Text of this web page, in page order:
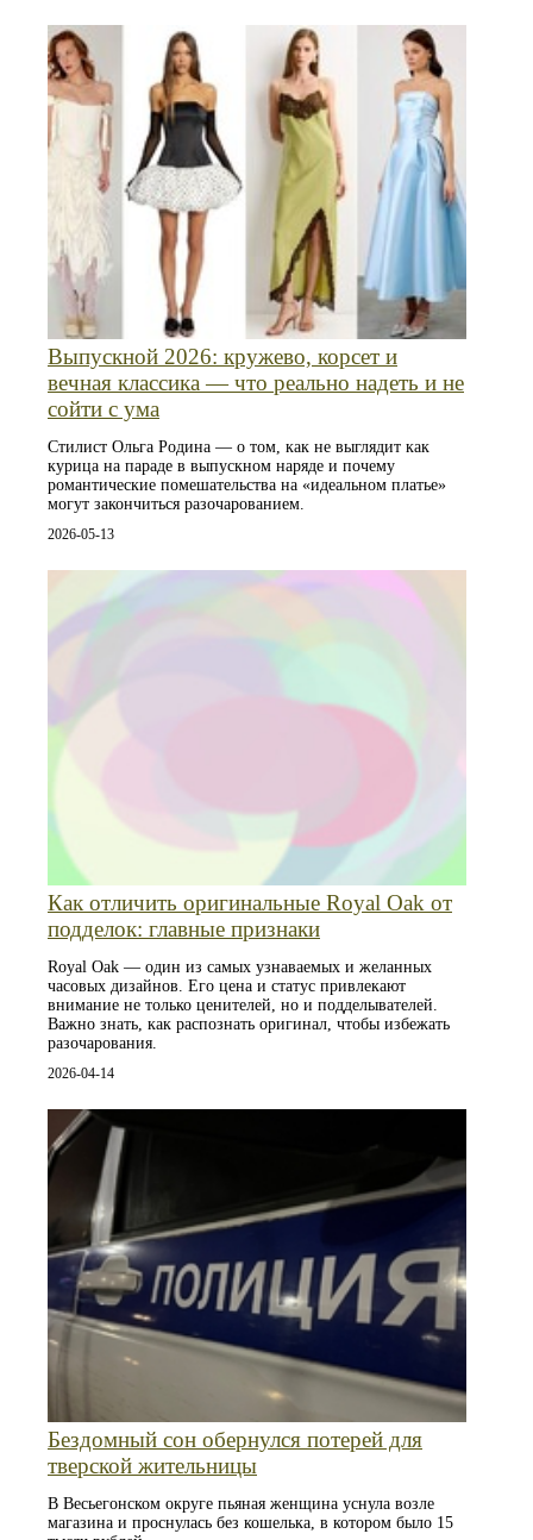
Выпускной 2026: кружево, корсет и
вечная классика — что реально надеть и не
сойти с ума
Стилист Ольга Родина — о том, как не выглядит как
курица на параде в выпускном наряде и почему
романтические помешательства на «идеальном платье»
могут закончиться разочарованием.
2026-05-13
Как отличить оригинальные Royal Oak от
подделок: главные признаки
Royal Oak — один из самых узнаваемых и желанных
часовых дизайнов. Его цена и статус привлекают
внимание не только ценителей, но и подделывателей.
Важно знать, как распознать оригинал, чтобы избежать
разочарования.
2026-04-14
Бездомный сон обернулся потерей для
тверской жительницы
В Весьегонском округе пьяная женщина уснула возле
магазина и проснулась без кошелька, в котором было 15